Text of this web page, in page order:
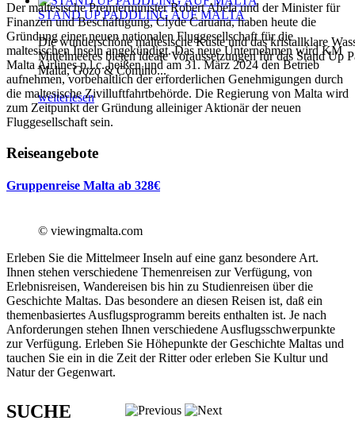
STAND UP PADDLING AUF MALTA
Die wunderschöne maltesische Küste und das kristallklare
Mittelmeeres bieten ideale Voraussetzungen für das Stand Up
Malta, Gozo & Comino...
weiterlesen
Der maltesische Premierminister Robert Abela und der Minister für
Finanzen und Beschäftigung, Clyde Caruana, haben heute die
Gründung einer neuen nationalen Fluggesellschaft für die
maltesischen Inseln angekündigt. Das neue Unternehmen wird KM
Malta Airlines p.l.c. heißen und am 31. März 2024 den Betrieb
aufnehmen, vorbehaltlich der erforderlichen Genehmigungen durch
die maltesische Zivilluftfahrtbehörde. Die Regierung von Malta wird
zum Zeitpunkt der Gründung alleiniger Aktionär der neuen
Fluggesellschaft sein.
Reiseangebote
Gruppenreise Malta ab 328€
© viewingmalta.com
Erleben Sie die Mittelmeer Inseln auf eine ganz besondere Art.
Ihnen stehen verschiedene Themenreisen zur Verfügung, von
Erlebnisreisen, Wandereisen bis hin zu Studienreisen über die
Geschichte Maltas. Das besondere an diesen Reisen ist, daß ein
themenbasiertes Ausflugsprogramm bereits enthalten ist. Je nach
Anforderungen stehen Ihnen verschiedene Ausflugsschwerpunkte
zur Verfügung. Erleben Sie Höhepunkte der Geschichte Maltas und
tauchen Sie ein in die Zeit der Ritter oder erleben Sie Kultur und
Natur der Gegenwart.
SUCHE